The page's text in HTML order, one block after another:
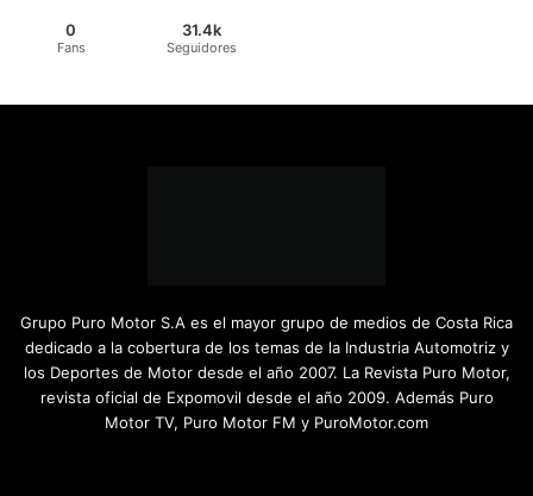
0
Fans
31.4k
Seguidores
Grupo Puro Motor S.A es el mayor grupo de medios de Costa Rica
dedicado a la cobertura de los temas de la Industria Automotriz y
los Deportes de Motor desde el año 2007. La Revista Puro Motor,
revista oficial de Expomovil desde el año 2009. Además Puro
Motor TV, Puro Motor FM y PuroMotor.com